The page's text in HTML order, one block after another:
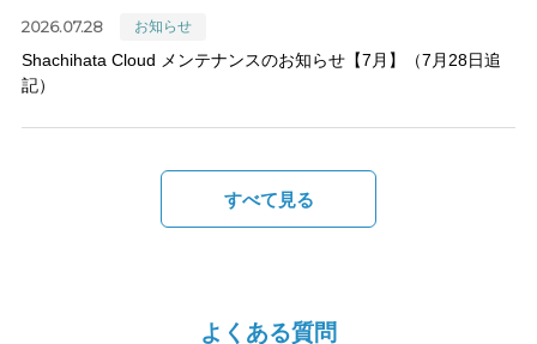
2026.07.28 お知らせ
Shachihata Cloud メンテナンスのお知らせ【7月】（7月28日追
記）
すべて見る
よくある質問